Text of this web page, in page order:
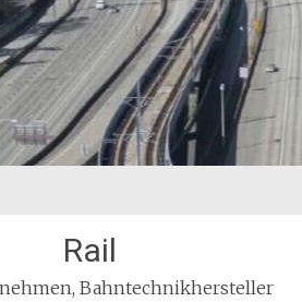
Rail
Bahntechnikhersteller